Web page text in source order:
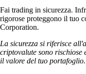
Fai trading in sicurezza.
rigorose proteggono il tuo
Corporation.
La sicurezza si riferisce
criptovalute sono
il valore del tuo portafoglio.